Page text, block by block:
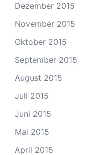
Dezember 2015
November 2015
Oktober 2015
September 2015
August 2015
Juli 2015
Juni 2015
Mai 2015
April 2015